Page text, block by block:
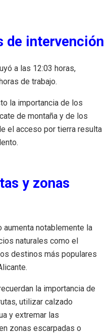
de intervención
a las 12:03 horas,
de trabajo.
la importancia de los
de montaña y de los
el acceso por tierra resulta
y zonas
aumenta notablemente la
naturales como el
destinos más populares
la importancia de
utilizar calzado
y extremar las
zonas escarpadas o